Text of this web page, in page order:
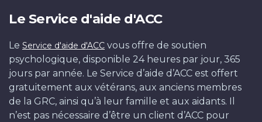
Le Service d'aide d'ACC
Le Service d'aide d'ACC vous offre de soutien
psychologique, disponible 24 heures par jour, 365
jours par année. Le Service d’aide d’ACC est offert
gratuitement aux vétérans, aux anciens membres
de la GRC, ainsi qu’à leur famille et aux aidants. Il
n’est pas nécessaire d’être un client d’ACC pour